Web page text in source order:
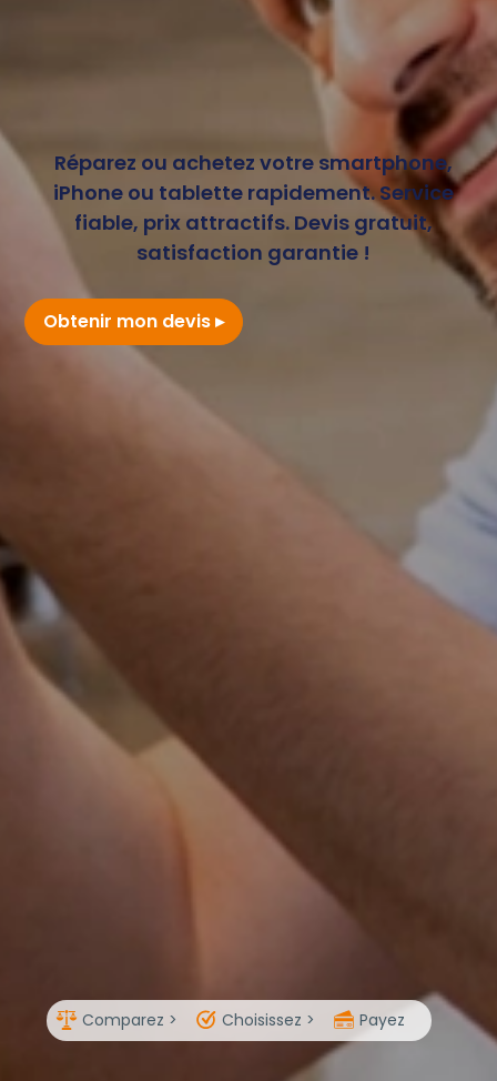
Réparez ou achetez votre smartphone,
iPhone ou tablette rapidement. Service
fiable, prix attractifs. Devis gratuit,
satisfaction garantie !
Obtenir mon devis
Comparez > Choisissez > Payez